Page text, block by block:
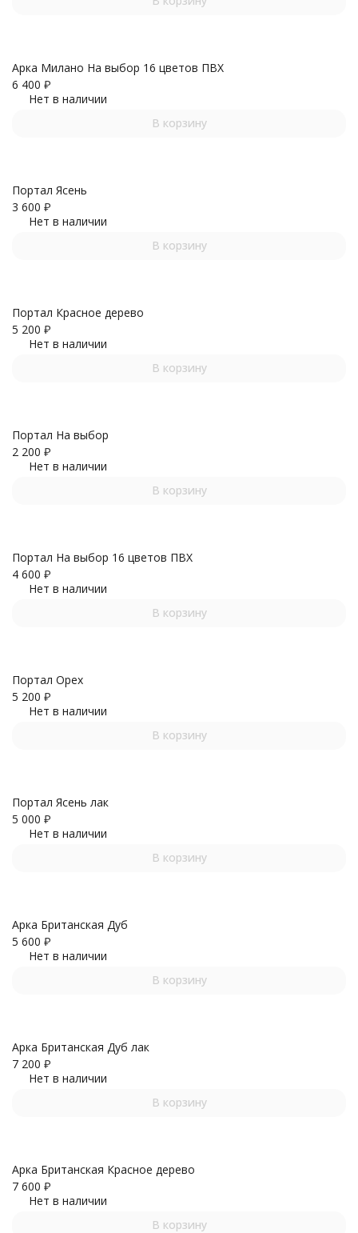
Арка Милано На выбор 16 цветов ПВХ
6 400 ₽
Нет в наличии
В корзину
Портал Ясень
3 600 ₽
Нет в наличии
В корзину
Портал Красное дерево
5 200 ₽
Нет в наличии
В корзину
Портал На выбор
2 200 ₽
Нет в наличии
В корзину
Портал На выбор 16 цветов ПВХ
4 600 ₽
Нет в наличии
В корзину
Портал Орех
5 200 ₽
Нет в наличии
В корзину
Портал Ясень лак
5 000 ₽
Нет в наличии
В корзину
Арка Британская Дуб
5 600 ₽
Нет в наличии
В корзину
Арка Британская Дуб лак
7 200 ₽
Нет в наличии
В корзину
Арка Британская Красное дерево
7 600 ₽
Нет в наличии
В корзину